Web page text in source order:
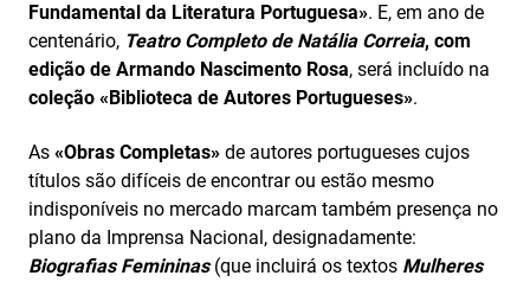
Fundamental da Literatura Portuguesa». E, em ano de
centenário, Teatro Completo de Natália Correia, com
edição de Armando Nascimento Rosa, será incluído na
coleção «Biblioteca de Autores Portugueses».
As «Obras Completas» de autores portugueses cujos
títulos são difíceis de encontrar ou estão mesmo
indisponíveis no mercado marcam também presença no
plano da Imprensa Nacional, designadamente:
Biografias Femininas(que incluirá os textos Mulheres